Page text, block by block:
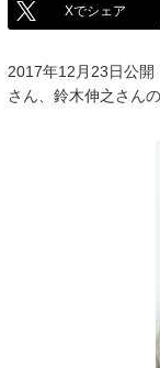
Xでシェア
2017年12月23日公
さん、鈴木伸之さん